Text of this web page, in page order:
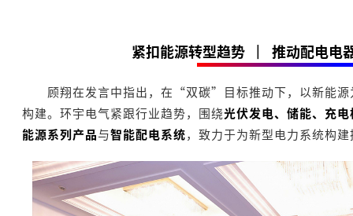
紧扣能源转型趋势 推动配电电
顾翔在发言中指出，在“双碳”目标推动下，以新能源
构建。环宇电气紧跟行业趋势，围绕光伏发电、储能、充电
能源系列产品 与智能配电系统 ，致力于为新型电力系统构